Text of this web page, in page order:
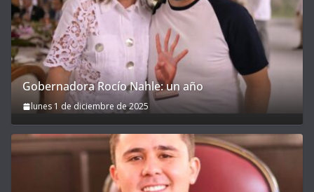
Gobernadora Rocío Nahle: un año
lunes 1 de diciembre de 2025